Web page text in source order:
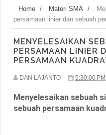
Home / Materi SMA /
persamaan linier dan sebuah
MENYELESAIKAN
PERSAMAAN LINIER
PERSAMAAN
DAN LAJANTO 5:30:00 PM
Menyelesaikan sebuah
sebuah persamaan